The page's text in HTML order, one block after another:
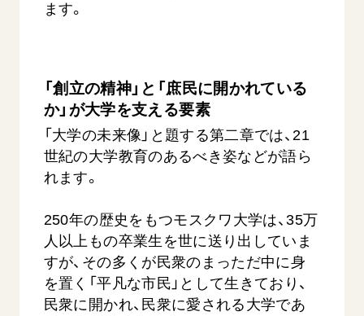
ます。
「創立の精神」と「庶民に開かれている
か」が大学を支える要素
「大学の未来像」と題する第二章では、21
世紀の大学教育のあるべき姿などが語ら
れます。
250年の歴史をもつモスクワ大学は、35万
人以上もの卒業生を世に送り出していま
すが、その多くが民衆のまっただ中に身
を置く「平凡な市民」として生きており、
民衆に開かれ、民衆に愛される大学であ